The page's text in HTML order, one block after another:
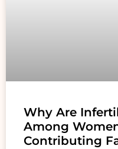
Why Are
Among
Contributing